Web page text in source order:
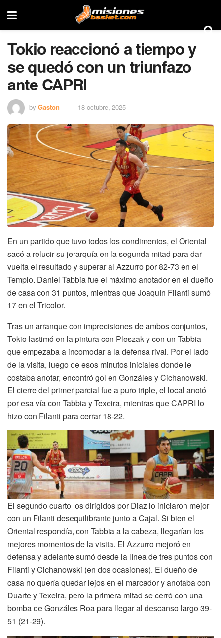
Tokio reaccionó a tiempo y
se quedó con un triunfazo
ante CAPRI
by Gaston 18 octubre, 2025
En un partido que tuvo todos los condimentos, el Oriental
sacó a relucir su jerarquía en la segunda mitad para dar
vuelta el resultado y superar al Azzurro por 82-73 en el
Templo. Daniel Tabbia fue el máximo anotador en el dueño
de casa con 31 puntos, mientras que Joaquín Filanti sumó
17 en el Tricolor.
Tras un arranque con imprecisiones de ambos conjuntos,
Tokio lastimó en la pintura con Pleszak y con un Tabbia
que empezaba a incomodar a la defensa rival. Por el lado
de la visita, luego de esos minutos iniciales donde le
costaba anotar, encontró gol en Gonzáles y Cichanowski.
El cierre del primer parcial fue a puro triple, el local anotó
por esa vía con Tabbia y Texeira, mientras que CAPRI lo
hizo con Filanti para cerrar 18-22.
El segundo cuarto los dirigidos por Diaz lo iniciaron mejor
con un Filanti desequilibrante junto a Cajal. Si bien el
Oriental respondía, con Tabbia a la cabeza, llegarían los
mejores momentos de la visita. El Azzurro mejoró en
defensa y adelante sumó desde la línea de tres puntos con
Filanti y Cichanowski (en dos ocasiones). El dueño de
casa no quería quedar lejos en el marcador y anotaba con
Duarte y Texeira, pero la primera mitad se cerró con una
bomba de Gonzáles Roa para llegar al descanso largo 39-
51 (21-29).